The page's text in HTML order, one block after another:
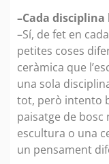
–Cada
–Sí, de fet en
petites coses
ceràmica que
una sola
tot, però intento
paisatge de
escultura o una
un pensament